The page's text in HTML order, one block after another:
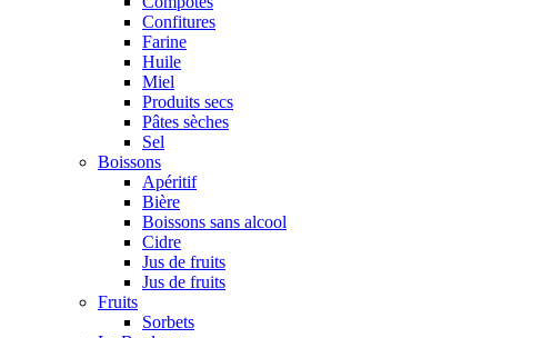
Confitures
Farine
Huile
Miel
Produits secs
Pâtes sèches
Sel
Boissons
Apéritif
Bière
Boissons sans alcool
Cidre
Jus de fruits
Jus de fruits
Fruits
Sorbets